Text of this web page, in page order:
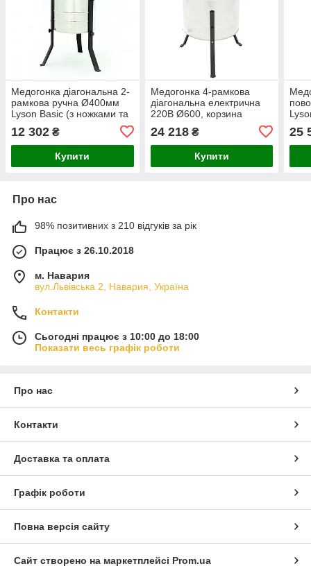
Медогонка діагональна 2-
рамкова ручна Ø400мм
Lyson Basic (з ножками та
12 302 ₴
Купити
Медогонка 4-рамкова
діагональна електрична
220В Ø600, корзина
24 218₴
Купити
25
Про нас
98% позитивних з 210 відгуків за рік
Працює з 26.10.2018
м. Навария
вул.Львівська 2, Навария, Україна
Контакти
Сьогодні працює з 10:00 до 18:00
Показати весь графік роботи
Про нас
Контакти
Доставка та оплата
Графік роботи
Повна версія сайту
Сайт створено на маркетплейсі Prom.ua